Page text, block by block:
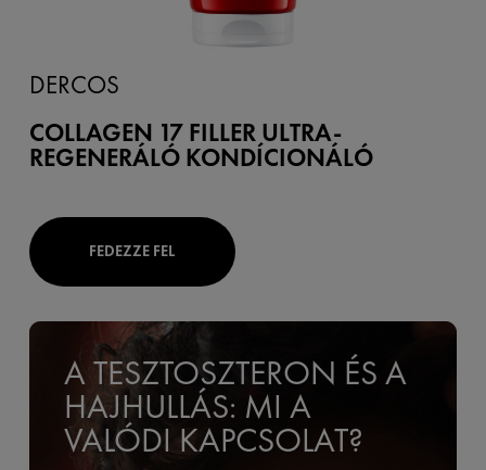
DERCOS
COLLAGEN 17 FILLER ULTRA-
REGENERÁLÓ KONDÍCIONÁLÓ
FEDEZZE FEL
A TESZTOSZTERON ÉS A
HAJHULLÁS: MI A
VALÓDI KAPCSOLAT?